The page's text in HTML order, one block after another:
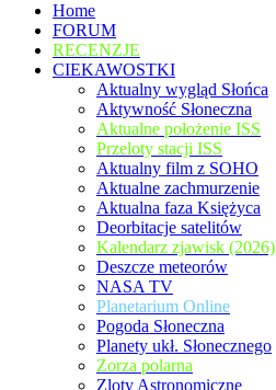
Home
FORUM
RECENZJE
CIEKAWOSTKI
Aktualny wygląd Słońca
Aktywność Słoneczna
Aktualne położenie ISS
Przeloty stacji ISS
Aktualny film z SOHO
Aktualne zachmurzenie
Aktualna faza Księżyca
Deorbitacje satelitów
Kalendarz zjawisk (2026)
Deszcze meteorów
NASA TV
Planetarium Online
Pogoda Słoneczna
Planety ukł. Słonecznego
Zorza polarna
Zloty Astronomiczne